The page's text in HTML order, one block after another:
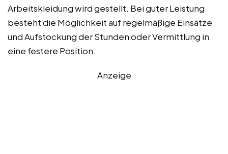
Arbeitskleidung wird gestellt. Bei guter Leistung
besteht die Möglichkeit auf regelmäßige Einsätze
und Aufstockung der Stunden oder Vermittlung in
eine festere Position.
Anzeige